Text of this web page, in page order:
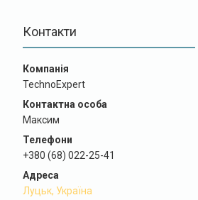
Контакти
TechnoExpert
Максим
+380 (68) 022-25-41
Луцьк, Україна